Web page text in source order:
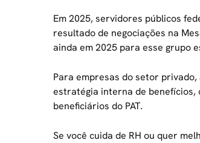
Em 2025, servidores públicos
resultado de negociações na
ainda em 2025 para esse grupo
Para empresas do setor
estratégia interna de benefícios,
beneficiários do PAT.
Se você cuida de RH ou quer